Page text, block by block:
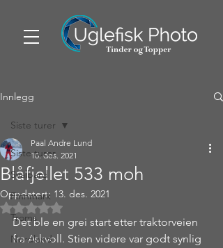
Innlegg
Siste turer
Svalbard
Finnmark
Troms
Nordland
Siste turer
Blåfjellet 533 moh
Paal Andre Lund
10. des. 2021
Oppdatert: 13. des. 2021
Gitt NaN av 5 stjerner.
Det ble en grei start etter traktorveien
fra Askvoll. Stien videre var godt synlig